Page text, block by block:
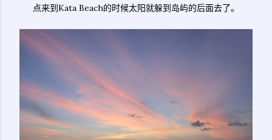
点来到Kata Beach的时候太阳就躲到岛屿的后面去了。